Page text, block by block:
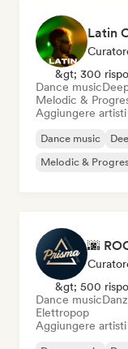
&gt; 300
Dance music
Melodic &
Aggiungere
Dance music
Melodic &
&gt; 500
Dance music
Elettropop
Aggiungere